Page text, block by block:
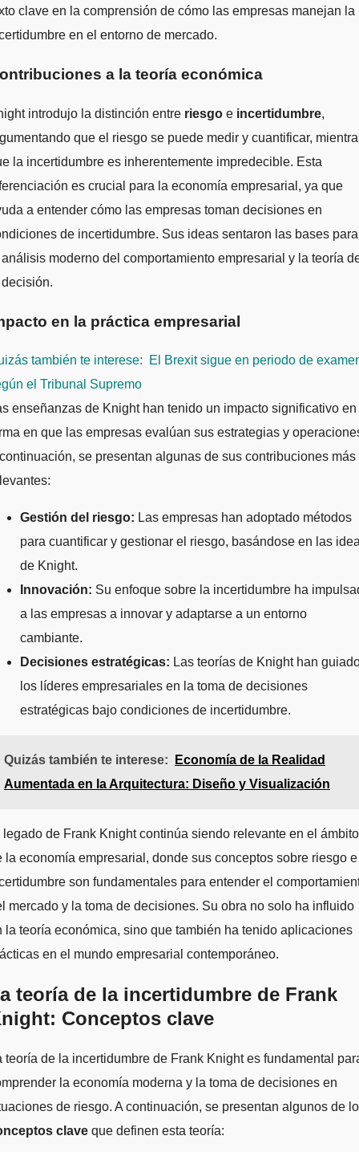
clave en la comprensión de cómo las empresas manejan la
en el entorno de mercado.
a la teoría económica
introdujo la distinción entre riesgo e incertidumbre,
que el riesgo se puede medir y cuantificar,
la incertidumbre es inherentemente impredecible. Esta
es crucial para la economía empresarial, ya que
a entender cómo las empresas toman decisiones en
de incertidumbre. Sus ideas sentaron las bases para
moderno del comportamiento empresarial y la teoría
en la práctica empresarial
también te interese:
El Brexit sigue en periodo de
el Tribunal Supremo
enseñanzas de Knight han tenido un impacto significativo en
en que las empresas evalúan sus estrategias y
se presentan algunas de sus contribuciones más
Gestión del riesgo: Las empresas han adoptado métodos
para cuantificar y gestionar el riesgo, basándose en las
de Knight.
Innovación: Su enfoque sobre la incertidumbre ha
a las empresas a innovar y adaptarse a un entorno
cambiante.
Decisiones estratégicas: Las teorías de Knight han
los líderes empresariales en la toma de decisiones
estratégicas bajo condiciones de incertidumbre.
Quizás también te interese:
Economía de la Realidad
Aumentada en la Arquitectura: Diseño y Visualización
legado de Frank Knight continúa siendo relevante en el ámbito
la economía empresarial, donde sus conceptos sobre riesgo e
son fundamentales para entender el
mercado y la toma de decisiones. Su obra no solo ha influido
la teoría económica, sino que también ha tenido aplicaciones
en el mundo empresarial contemporáneo.
teoría de la incertidumbre de Frank
Conceptos clave
teoría de la incertidumbre de Frank Knight es fundamental
la economía moderna y la toma de decisiones en
de riesgo. A continuación, se presentan algunos de
clave que definen esta teoría: